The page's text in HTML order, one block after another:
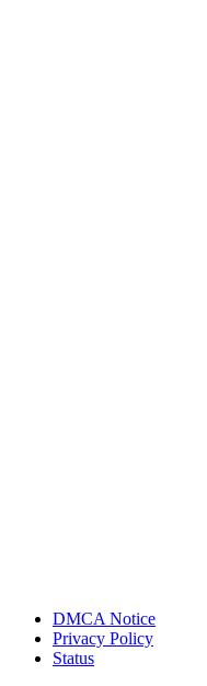
DMCA Notice
Privacy Policy
Status